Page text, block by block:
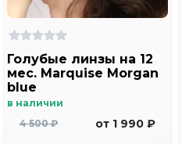
Голубые линзы на 12
мес. Marquise Morgan
blue
в наличии
4 500 ₽
от 1 990 ₽